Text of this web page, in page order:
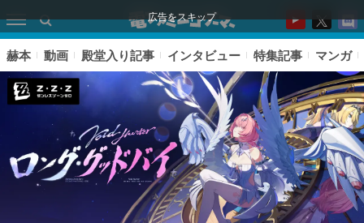
広告をスキップ
赫本 動画 殿堂入り記事 インタビュー 特集記事 マンガ